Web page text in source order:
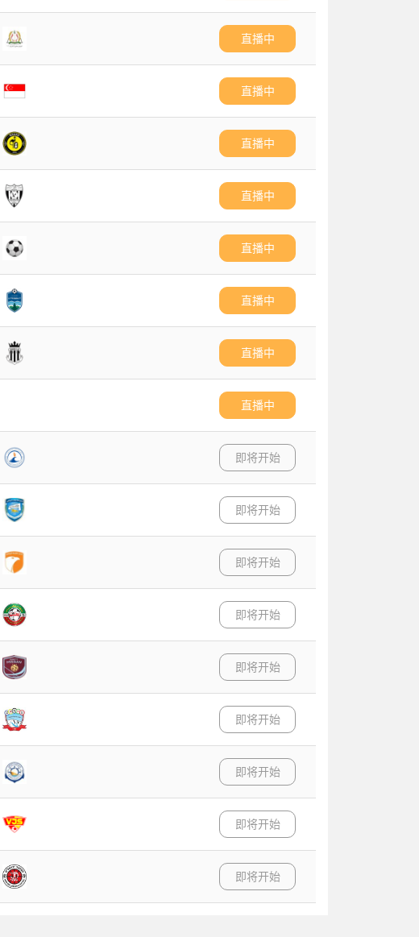
直播中
直播中
直播中
直播中
直播中
直播中
直播中
直播中
即将开始
即将开始
即将开始
即将开始
即将开始
即将开始
即将开始
即将开始
即将开始